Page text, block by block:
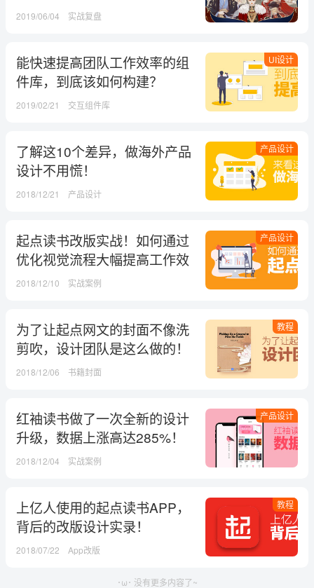
实战复盘
2019/06/04
UI设计
能快速提高团队工作效率的组
件库，到底该如何构建？
交互组件库
2019/02/21
产品设计
了解这10个差异，做海外产品
设计不用慌！
产品设计
2018/12/21
产品设计
起点读书改版实战！如何通过
优化视觉流程大幅提高工作效
率？
实战案例
2018/12/10
教程
为了让起点网文的封面不像洗
剪吹，设计团队是这么做的！
书籍封面
2018/12/06
产品设计
红袖读书做了一次全新的设计
升级，数据上涨高达285%！
实战案例
2018/12/04
教程
上亿人使用的起点读书APP，
背后的改版设计实录！
App改版
2018/07/22
･ω･ 没有更多内容了~